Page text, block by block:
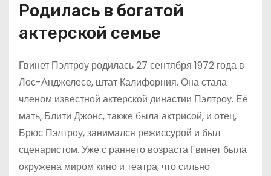
Родилась в богатой
актерской семье
Гвинет Пэлтроу родилась 27 сентября 1972 года в
Лос-Анджелесе, штат Калифорния. Она стала
членом известной актерской династии Пэлтроу. Её
мать, Блити Джонс, также была актрисой, и отец,
Брюс Пэлтроу, занимался режиссурой и был
сценаристом. Уже с раннего возраста Гвинет была
окружена миром кино и театра, что сильно